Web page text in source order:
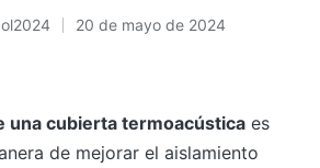
20 de mayo de 2024
una cubierta termoacústica es
de mejorar el aislamiento